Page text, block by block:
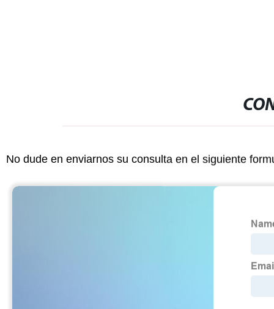
No dude en enviarnos su consulta en el siguiente